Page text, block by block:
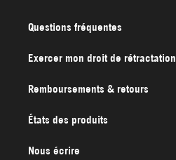
Questions fréquentes
Exercer mon droit de rétractation
Remboursements & retours
États des produits
Nous écrire